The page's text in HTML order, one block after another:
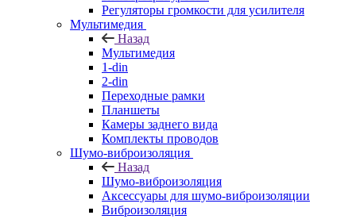
Регуляторы громкости для усилителя
Мультимедия
Назад
Мультимедия
1-din
2-din
Переходные рамки
Планшеты
Камеры заднего вида
Комплекты проводов
Шумо-виброизоляция
Назад
Шумо-виброизоляция
Аксессуары для шумо-виброизоляции
Виброизоляция